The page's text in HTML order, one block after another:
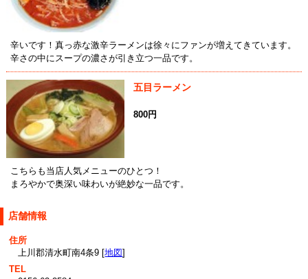
辛いです！真っ赤な激辛ラーメンは徐々にファンが増えてきています。
辛さの中にスープの濃さが引き立つ一品です。
五目ラーメン
800円
こちらも当店人気メニューのひとつ！
まろやかで奥深い味わいが絶妙な一品です。
店舗情報
住所
上川郡清水町南4条9 [地図]
TEL